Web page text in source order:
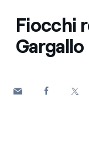
Fiocchi
Gargallo